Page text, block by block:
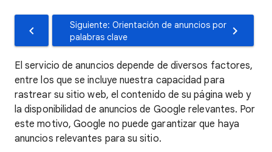
Siguiente: Orientación de anuncios por
palabras clave
El servicio de anuncios depende de diversos factores,
entre los que se incluye nuestra capacidad para
rastrear su sitio web, el contenido de su página web y
la disponibilidad de anuncios de Google relevantes. Por
este motivo, Google no puede garantizar que haya
anuncios relevantes para su sitio.